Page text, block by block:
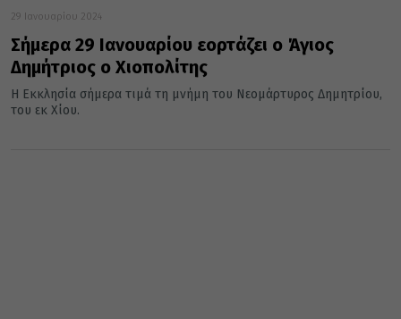
29 Ιανουαρίου 2024
Σήμερα 29 Ιανουαρίου εορτάζει ο Άγιος
Δημήτριος ο Χιοπολίτης
Η Εκκλησία σήμερα τιμά τη μνήμη του Νεομάρτυρος Δημητρίου,
του εκ Χίου.